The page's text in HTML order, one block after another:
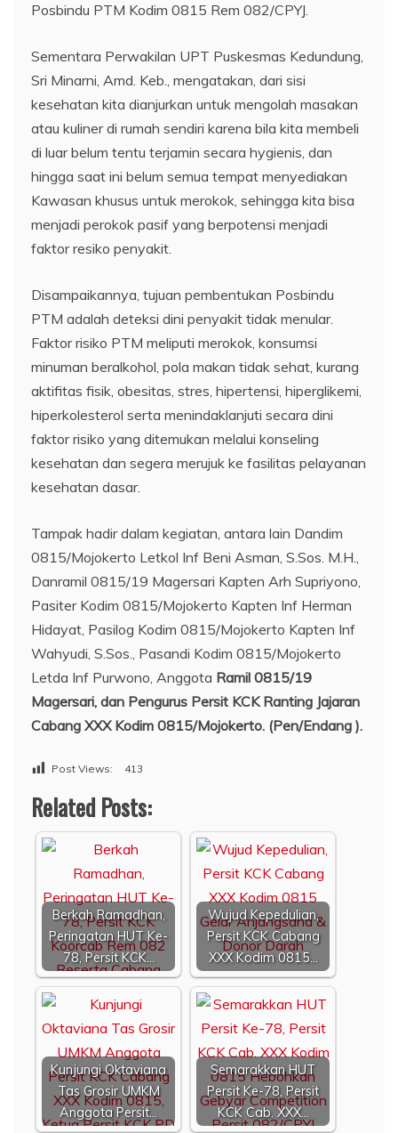
Posbindu PTM Kodim 0815 Rem 082/CPYJ.
Sementara Perwakilan UPT Puskesmas Kedundung,
Sri Minarni, Amd. Keb., mengatakan, dari sisi
kesehatan kita dianjurkan untuk mengolah masakan
atau kuliner di rumah sendiri karena bila kita membeli
di luar belum tentu terjamin secara hygienis, dan
hingga saat ini belum semua tempat menyediakan
Kawasan khusus untuk merokok, sehingga kita bisa
menjadi perokok pasif yang berpotensi menjadi
faktor resiko penyakit.
Disampaikannya, tujuan pembentukan Posbindu
PTM adalah deteksi dini penyakit tidak menular.
Faktor risiko PTM meliputi merokok, konsumsi
minuman beralkohol, pola makan tidak sehat, kurang
aktifitas fisik, obesitas, stres, hipertensi, hiperglikemi,
hiperkolesterol serta menindaklanjuti secara dini
faktor risiko yang ditemukan melalui konseling
kesehatan dan segera merujuk ke fasilitas pelayanan
kesehatan dasar.
Tampak hadir dalam kegiatan, antara lain Dandim
0815/Mojokerto Letkol Inf Beni Asman, S.Sos. M.H.,
Danramil 0815/19 Magersari Kapten Arh Supriyono,
Pasiter Kodim 0815/Mojokerto Kapten Inf Herman
Hidayat, Pasilog Kodim 0815/Mojokerto Kapten Inf
Wahyudi, S.Sos., Pasandi Kodim 0815/Mojokerto
Letda Inf Purwono, Anggota Ramil 0815/19
Magersari, dan Pengurus Persit KCK Ranting Jajaran
Cabang XXX Kodim 0815/Mojokerto. (Pen/Endang ).
Post Views: 413
Related Posts:
Berkah Ramadhan,
Peringatan HUT Ke-
78, Persit KCK…
Wujud Kepedulian,
Persit KCK Cabang
XXX Kodim 0815…
Kunjungi Oktaviana
Tas Grosir UMKM
Anggota Persit…
Semarakkan HUT
Persit Ke-78, Persit
KCK Cab. XXX…